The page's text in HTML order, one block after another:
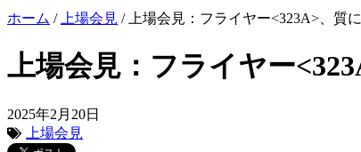
ホーム / 上場会見 / 上場会見：フライヤー<323A>、質
上場会見：フライヤー
2025年2月20日
上場会見